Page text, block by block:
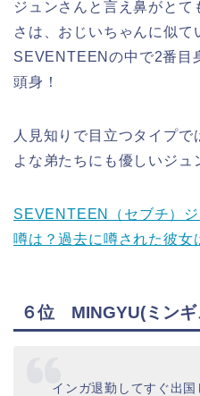
ジュンさんと言え鼻がとて
さは、おじいちゃんに似て
SEVENTEENの中で2番目
頭身！
人見知りで目立つタイプ
よな弟たちにも優しいジュ
SEVENTEEN（セブチ）
噂は？過去に噂された彼女
６位 MINGYU(ミンギ
インガ退勤してすぐ出